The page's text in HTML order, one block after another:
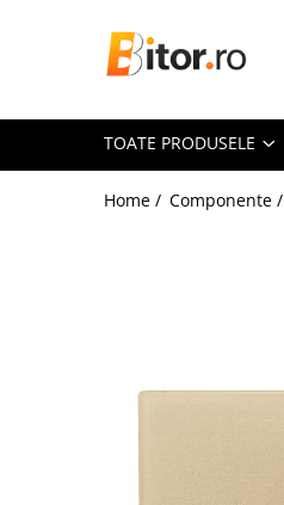
Toate Produsele
Laptop-uri Gaming
TOATE PRODUSELE
Home / Componente /